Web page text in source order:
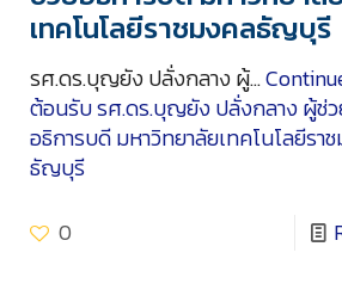
เทคโนโลยีราชมงคลธัญบุรี
รศ.ดร.บุญยัง ปลั่งกลาง ผู้…
ต้อนรับ รศ.ดร.บุญยัง ปลั่งกลาง ผู้ช่
อธิการบดี มหาวิทยาลัยเทคโนโลยีรา
ธัญบุรี
0